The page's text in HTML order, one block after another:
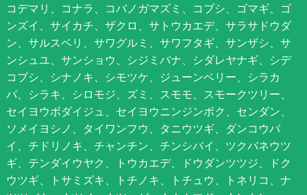
コデマリ、コナラ、コバノガマズミ、コブシ、ゴマギ、ゴ
ンズイ、サイカチ、ザクロ、サトウカエデ、サラサドウダ
ン、サルスベリ、サワグルミ、サワフタギ、サンザシ、サ
ンシュユ、サンショウ、シジミバナ、シダレヤナギ、シデ
コブシ、シナノキ、シモツケ、ジューンベリー、シラカ
バ、シラキ、シロモジ、ズミ、スモモ、スモークツリー、
セイヨウボダイジュ、セイヨウニンジンボク、センダン、
ソメイヨシノ、タイワンフウ、タニウツギ、ダンコウバ
イ、チドリノキ、チャンチン、チンシバイ、ツクバネウツ
ギ、テンダイウヤク、トウカエデ、ドウダンツツジ、ドク
ウツギ、トサミズキ、トチノキ、トチュウ、トネリコ、ナ